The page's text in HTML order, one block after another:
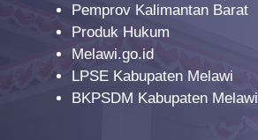
Pemprov Kalimantan Barat
Produk Hukum
Melawi.go.id
LPSE Kabupaten Melawi
BKPSDM Kabupaten Melawi